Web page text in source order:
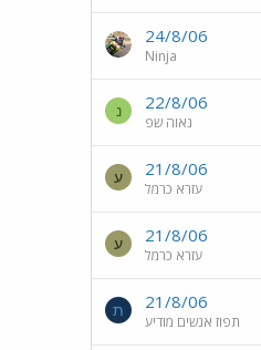
24/8/06
Ninja
22/8/06
נאוה שפ
נ
21/8/06
עזרא כרמל
ע
21/8/06
עזרא כרמל
ע
21/8/06
תפוז אנשים מודיע
ת